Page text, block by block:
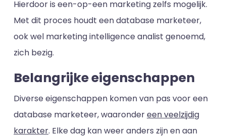
Hierdoor is een-op-een marketing zelfs mogelijk.
Met dit proces houdt een database marketeer,
ook wel marketing intelligence analist genoemd,
zich bezig.
Belangrijke eigenschappen
Diverse eigenschappen komen van pas voor een
database marketeer, waarondereen veelzijdig
karakter. Elke dag kan weer anders zijn en aan